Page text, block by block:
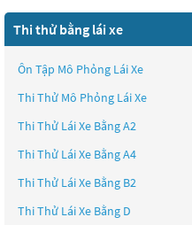
Thi thử bằng lái xe
Ôn Tập Mô Phỏng Lái Xe
Thi Thử Mô Phỏng Lái Xe
Thi Thử Lái Xe Bằng A2
Thi Thử Lái Xe Bằng A4
Thi Thử Lái Xe Bằng B2
Thi Thử Lái Xe Bằng D